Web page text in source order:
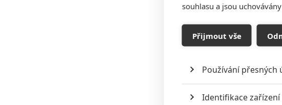
souhlasu a jsou
Přijmout vše
Používání přesných
Identifikace